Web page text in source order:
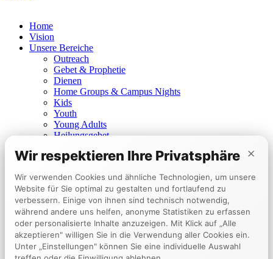
Home
Vision
Unsere Bereiche
Outreach
Gebet & Prophetie
Dienen
Home Groups & Campus Nights
Kids
Youth
Young Adults
Heilungsgebet
Churches
Mannheim
Tokyo
Events
Kalender
Encounter Week
Zeugnisse
Anzeigen
Geben
Wir respektieren Ihre Privatsphäre ×
Wir verwenden Cookies und ähnliche Technologien, um unsere
Website für Sie optimal zu gestalten und fortlaufend zu
verbessern. Einige von ihnen sind technisch notwendig,
während andere uns helfen, anonyme Statistiken zu erfassen
oder personalisierte Inhalte anzuzeigen. Mit Klick auf „Alle
akzeptieren" willigen Sie in die Verwendung aller Cookies ein.
Unter „Einstellungen" können Sie eine individuelle Auswahl